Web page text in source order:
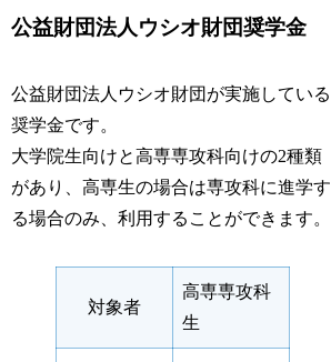
公益財団法人ウシオ財団奨学金
公益財団法人ウシオ財団が実施している
奨学金です。
大学院生向けと高専専攻科向けの2種類
があり、高専生の場合は専攻科に進学す
る場合のみ、利用することができます。
対象者
高専専攻科
生